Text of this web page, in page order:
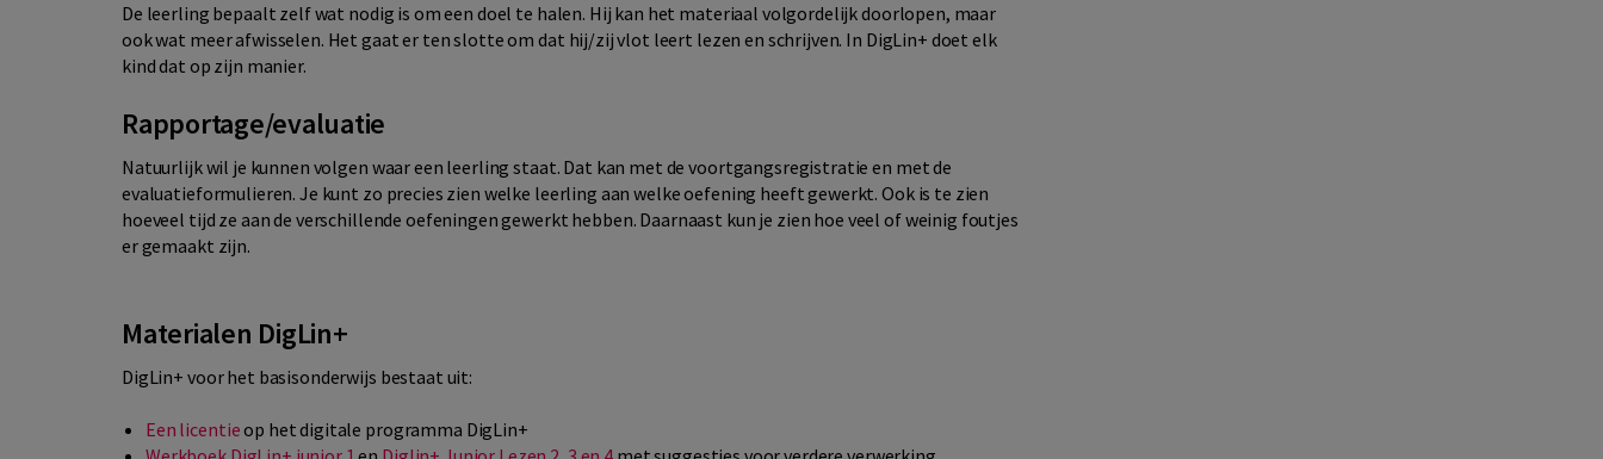
De leerling bepaalt zelf wat nodig is om een doel te halen. Hij kan het materiaal volgordelijk doorlopen, maar
ook wat meer afwisselen. Het gaat er ten slotte om dat hij/zij vlot leert lezen en schrijven. In DigLin+ doet elk
kind dat op zijn manier.
Rapportage/evaluatie
Natuurlijk wil je kunnen volgen waar een leerling staat. Dat kan met de voortgangsregistratie en met de
evaluatieformulieren. Je kunt zo precies zien welke leerling aan welke oefening heeft gewerkt. Ook is te zien
hoeveel tijd ze aan de verschillende oefeningen gewerkt hebben. Daarnaast kun je zien hoe veel of weinig foutjes
er gemaakt zijn.
Materialen DigLin+
DigLin+ voor het basisonderwijs bestaat uit:
Een licentieop het digitale programma DigLin+